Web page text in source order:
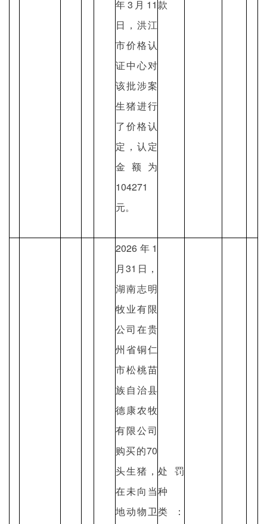
年3月11
日，洪江
市价格认
证中心对
该批涉案
生猪进行
了价格认
定，认定
金额为
104271
元。
款
2026年1
月31日，
湖南志明
牧业有限
公司在贵
州省铜仁
市松桃苗
族自治县
德康农牧
有限公司
购买的70
头生猪，
在未向当
地动物卫
处罚
种
类：